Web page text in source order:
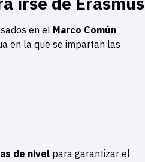
en el Marco Común
en la que se impartan las
de nivel para garantizar el